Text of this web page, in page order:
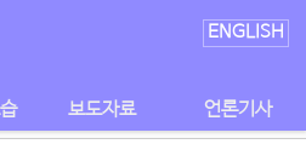
ENGLISH
보도자료 언론기사